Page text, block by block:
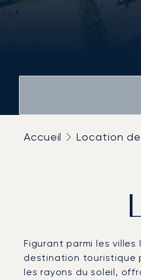
Accueil Location
Figurant parmi les
destination touristique
les rayons du soleil,